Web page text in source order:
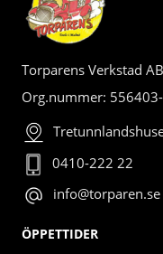
Torparens Verkstad AB
Org.nummer:
0410-222 22
info@torparen.se
ÖPPETTIDER